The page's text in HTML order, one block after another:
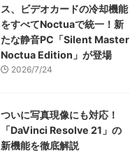
ス、ビデオカードの冷却機能
をすべてNoctuaで統一！新
たな静音PC「Silent Master
Noctua Edition」が登場
2026/7/24
ついに写真現像にも対応！
「DaVinci Resolve 21」の
新機能を徹底解説